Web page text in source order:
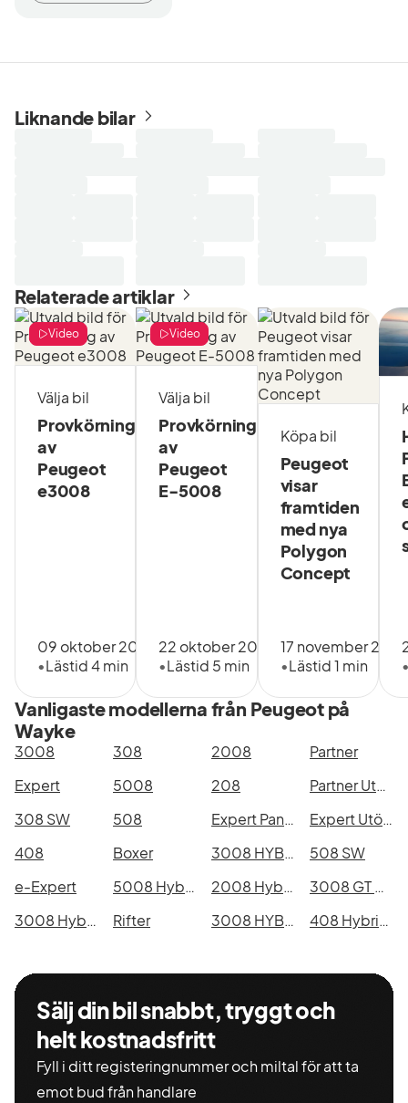
Liknande bilar
Relaterade artiklar
Välja bil
Provkörning
av
Peugeot
e3008
09 oktober 2024
•Lästid 4 min
Video
Välja bil
Provkörning
av
Peugeot
E-5008
22 oktober 2024
•Lästid 5 min
Video
Köpa bil
Peugeot
visar
framtiden
med nya
Polygon
Concept
17 november 2025
•Lästid 1 min
Vanligaste modellerna från Peugeot på
Wayke
3008 308 2008
Partner
Expert
5008 208
Partner Utökad Last
308 SW
508 Expert Panel Van
Expert Utökad Last
408
Boxer 3008 HYBRID4 300
508 SW
e-Expert
5008 Hybrid 145 2008 Hybrid 145
3008 GT HYBRID4
3008 Hybrid 145
Rifter 3008 HYBRID 225 408 Hybrid 145
Sälj din bil snabbt, tryggt och
helt kostnadsfritt
Fyll i ditt registeringnummer och miltal för att ta
emot bud från handlare